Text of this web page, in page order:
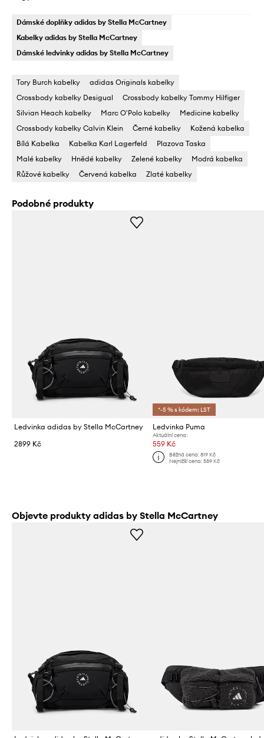
Dámské doplňky adidas by Stella McCartney
Kabelky adidas by Stella McCartney
Dámské ledvinky adidas by Stella McCartney
Tory Burch kabelky
adidas Originals kabelky
Crossbody kabelky Desigual
Crossbody kabelky Tommy Hilfiger
Silvian Heach kabelky
Marc O'Polo kabelky
Medicine kabelky
Crossbody kabelky Calvin Klein
Černé kabelky
Kožená kabelka
Bílá Kabelka
Kabelka Karl Lagerfeld
Plazova Taska
Malé kabelky
Hnědé kabelky Zelené kabelky
Modrá kabelka
Růžové kabelky
Červená kabelka Zlaté kabelky
Podobné produkty
Ledvinka adidas by Stella McCartney
2899 Kč
*-5 % s kódem: LST
Ledvinka Puma
Aktuální cena:
559 Kč
Běžná cena: 819 Kč
Nejnižší cena: 589 Kč
Objevte produkty adidas by Stella McCartney